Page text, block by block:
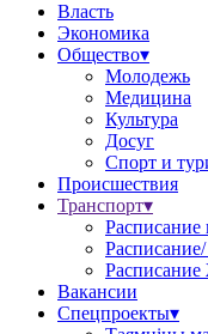
Власть
Экономика
Общество▾
Молодежь
Медицина
Культура
Досуг
Спорт и
Происшествия
Транспорт▾
Расписание
Вакансии
Спецпроекты▾